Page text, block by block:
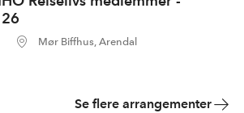
Mør Biffhus, Arendal
Se flere arrangementer